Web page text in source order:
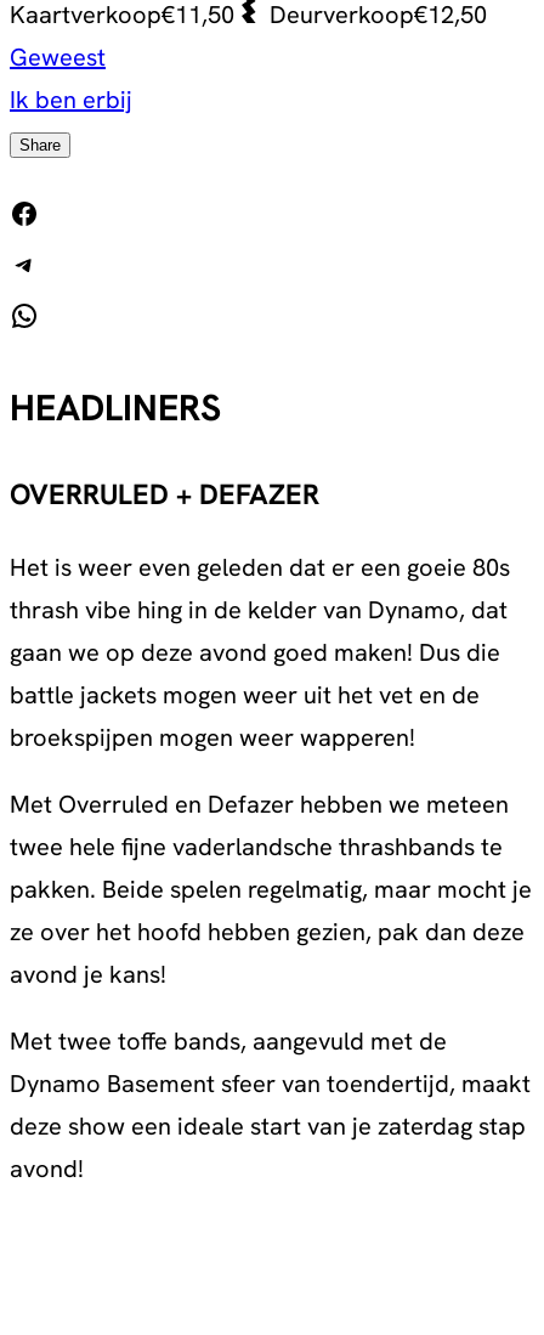
Kaartverkoop€11,50 Deurverkoop€12,50
Geweest
Ik ben erbij
Share
HEADLINERS
OVERRULED + DEFAZER
Het is weer even geleden dat er een goeie 80s
thrash vibe hing in de kelder van Dynamo, dat
gaan we op deze avond goed maken! Dus die
battle jackets mogen weer uit het vet en de
broekspijpen mogen weer wapperen!
Met Overruled en Defazer hebben we meteen
twee hele fijne vaderlandsche thrashbands te
pakken. Beide spelen regelmatig, maar mocht je
ze over het hoofd hebben gezien, pak dan deze
avond je kans!
Met twee toffe bands, aangevuld met de
Dynamo Basement sfeer van toendertijd, maakt
deze show een ideale start van je zaterdag stap
avond!